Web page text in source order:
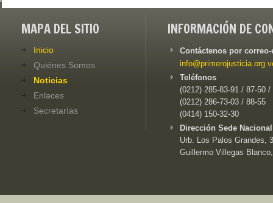
MAPA DEL SITIO
Inicio
Quiénes Somos
Noticias
Enlaces
Secretarías
INFORMACIÓN DE
Contáctenos por
Teléfonos
(0212) 285-83-91 / 87-50 /
(0212) 286-73-03 / 88-55
(0414) 150-32-30
Dirección Sede
Urb. Los Palos Grandes,
Guillermo Villegas